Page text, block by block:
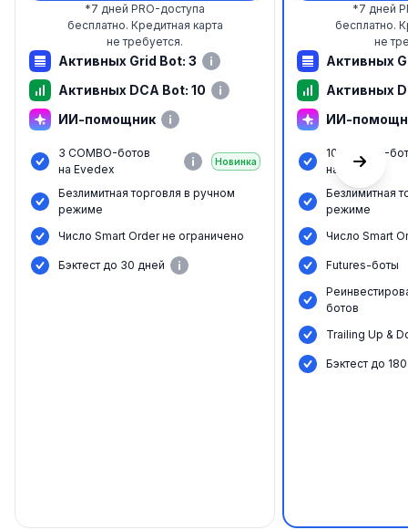
*7 дней PRO-доступа
бесплатно. Кредитная карта
не требуется.
Активных Grid Bot: 3
Активных DCA Bot: 10
ИИ-помощник
3 COMBO-ботов
на Evedex
Новинка
Безлимитная торговля в ручном
режиме
Число Smart Order не ограничено
Бэктест до 30 дней
*7 дней
бесплатно.
не
Активных
Активных
ИИ-
10 COMBO-
на Evedex
Безлимитная
режиме
Число Smart
Futures-боты
ботов
Trailing Up &
Бэктест до